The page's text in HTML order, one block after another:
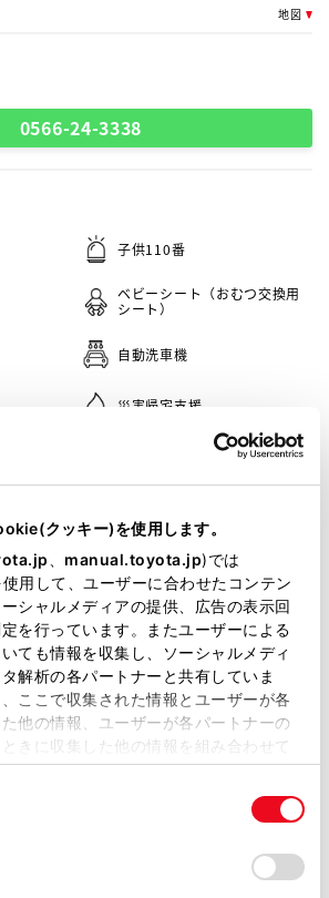
クッキー)を使用します。
manual.toyota.jp)では
用して、ユーザーに合わせたコンテン
シャルメディアの提供、広告の表示回
を行っています。またユーザーによる
ても情報を収集し、ソーシャルメディ
解析の各パートナーと共有していま
ここで収集された情報とユーザーが各
他の情報、ユーザーが各パートナーの
きに収集した他の情報を組み合わせて
す。当ウェブサイトの使用を続行する
クッキー)が保存されることに同
す。Cookie(クッキー)のオプトアウト、
地図
0566-24-3338
子供110番
ベビーシート（おむつ交換用
シート）
自動洗車機
災害帰宅支援
車検・整備・メンテナンス取
介助専門士のいるお店
トイレ WiFi
この販売店のウェブサイトはこちら